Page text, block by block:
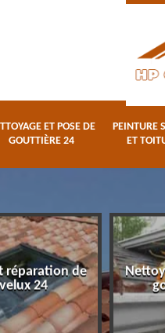
ET POSE DE
GOUTTIÈRE 24
PEINTURE
ET
réparation de
velux 24